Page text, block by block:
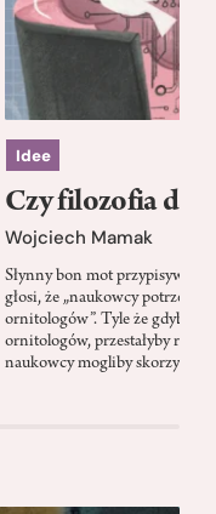
Idee
Czy filozofia da
Wojciech Mamak
Słynny bon mot
głosi, że „naukowcy
ornitologów”. Tyle że gdyby
ornitologów, przestałyby
naukowcy mogliby skorzystać